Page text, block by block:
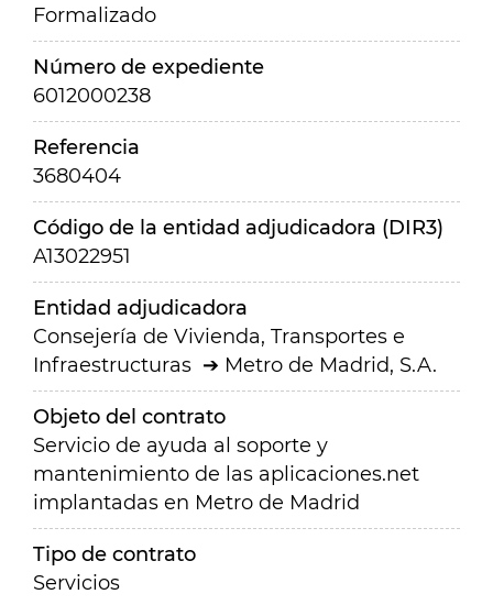
Formalizado
Número de expediente
6012000238
Referencia
3680404
Código de la entidad adjudicadora (DIR3)
A13022951
Entidad adjudicadora
Consejería de Vivienda, Transportes e
Infraestructuras
Metro de Madrid, S.A.
Objeto del contrato
Servicio de ayuda al soporte y
mantenimiento de las aplicaciones.net
implantadas en Metro de Madrid
Tipo de contrato
Servicios